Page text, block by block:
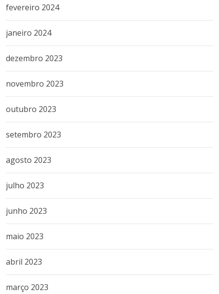
fevereiro 2024
janeiro 2024
dezembro 2023
novembro 2023
outubro 2023
setembro 2023
agosto 2023
julho 2023
junho 2023
maio 2023
abril 2023
março 2023